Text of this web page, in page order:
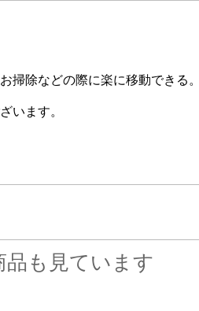
掃除などの際に楽に移動できる。
います。
も見ています